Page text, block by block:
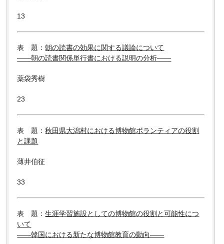
13
表 題：朝の読書の効果に関する議論について
――朝の読書関係単行書における説明の分析――
薬袋秀樹
23
表 題：秋田県大潟村における博物館ボランティアの役割
と課題
薄井伯征
33
表 題：生涯学習施設としての博物館の役割と可能性につ
いて
――韓国における新たな博物館教育の動向――